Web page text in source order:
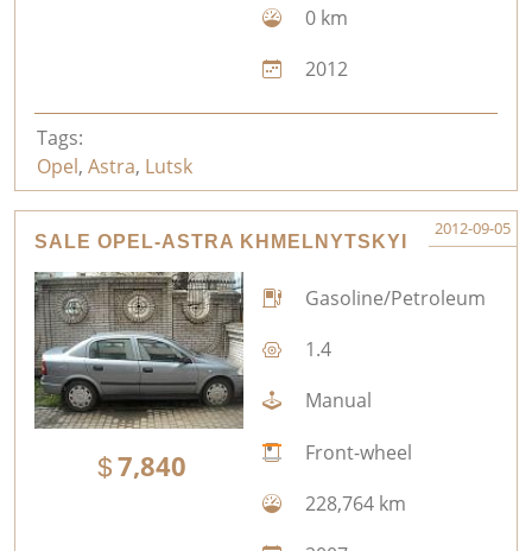
0 km
2012
Tags:
Opel, Astra, Lutsk
SALE OPEL-ASTRA KHMELNYTSKYI
2012-09-05
7,840
Gasoline/Petroleum
1.4
Manual
Front-wheel
228,764 km